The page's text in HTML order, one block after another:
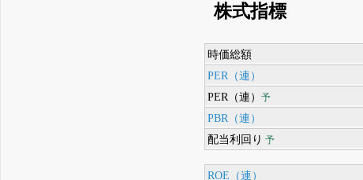
株式指標
時価総額
PER（連）
PER（連）予
PBR（連）
配当利回り 予
ROE（連）